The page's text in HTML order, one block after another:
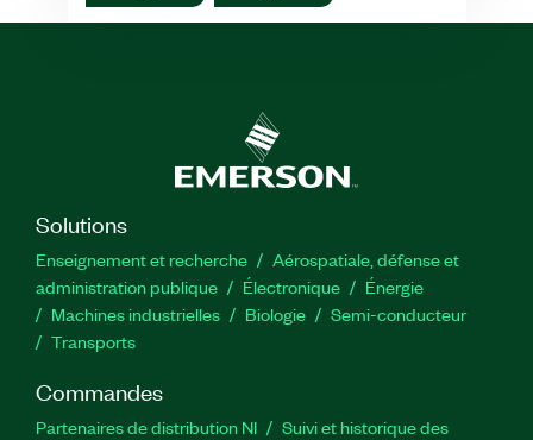
Solutions
Enseignement et recherche
Aérospatiale, défense et
administration publique
Électronique
Énergie​
Machines industrielles
Biologie
Semi-conducteur
Transports
Commandes
Partenaires de distribution NI
Suivi et historique des